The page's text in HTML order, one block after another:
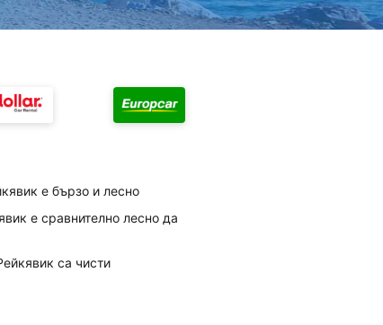
е бързо и лесно
е сравнително лесно да
са чисти